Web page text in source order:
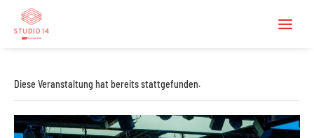
Diese Veranstaltung hat bereits stattgefunden.